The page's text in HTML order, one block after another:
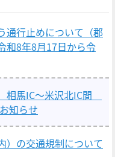
通行止めについて（郡
和8年8月17日から令
馬IC～米沢北IC間
知らせ
）の交通規制について